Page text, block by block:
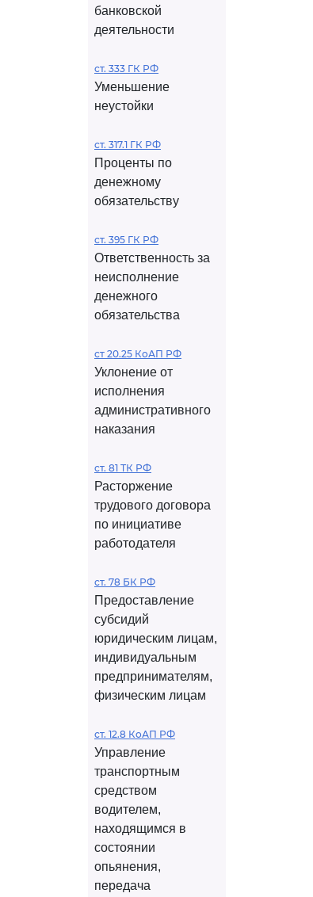
банковской
деятельности
ст. 333 ГК РФ
Уменьшение
неустойки
ст. 317.1 ГК РФ
Проценты по
денежному
обязательству
ст. 395 ГК РФ
Ответственность за
неисполнение
денежного
обязательства
ст 20.25 КоАП РФ
Уклонение от
исполнения
административного
наказания
ст. 81 ТК РФ
Расторжение
трудового договора
по инициативе
работодателя
ст. 78 БК РФ
Предоставление
субсидий
юридическим лицам,
индивидуальным
предпринимателям,
физическим лицам
ст. 12.8 КоАП РФ
Управление
транспортным
средством
водителем,
находящимся в
состоянии
опьянения,
передача